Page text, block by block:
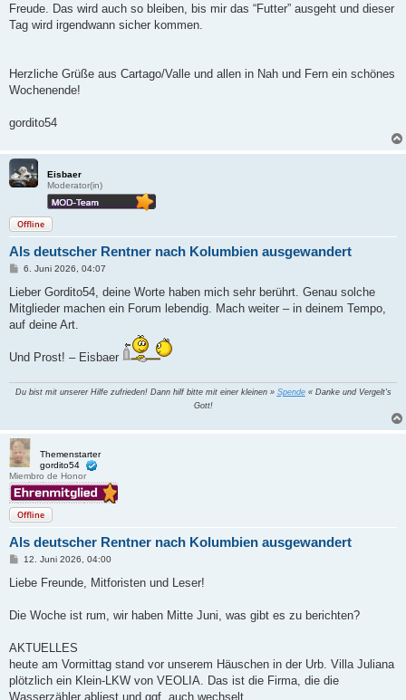
Freude. Das wird auch so bleiben, bis mir das “Futter” ausgeht und dieser
Tag wird irgendwann sicher kommen.
Herzliche Grüße aus Cartago/Valle und allen in Nah und Fern ein schönes
Wochenende!
gordito54
Eisbaer
Moderator(in)
Offline
Als deutscher Rentner nach Kolumbien ausgewandert
B
i
r
a
6. Juni 2026, 04:07
Lieber Gordito54, deine Worte haben mich sehr berührt. Genau solche
Mitglieder machen ein Forum lebendig. Mach weiter – in deinem Tempo,
auf deine Art.
Und Prost! – Eisbaer
Du bist mit unserer Hilfe zufrieden! Dann hilf bitte mit einer kleinen » Spende« Danke und Vergelt's
Gott!
Themenstarter
gordito54
Miembro de Honor
Offline
Als deutscher Rentner nach Kolumbien ausgewandert
B
i
a
12. Juni 2026, 04:00
Liebe Freunde, Mitforisten und Leser!
Die Woche ist rum, wir haben Mitte Juni, was gibt es zu berichten?
AKTUELLES
heute am Vormittag stand vor unserem Häuschen in der Urb. Villa Juliana
plötzlich ein Klein-LKW von VEOLIA. Das ist die Firma, die die
Wasserzähler abliest und ggf. auch wechselt.